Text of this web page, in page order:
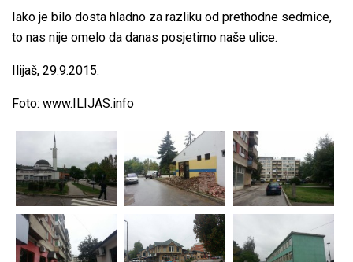
Iako je bilo dosta hladno za razliku od prethodne sedmice,
to nas nije omelo da danas posjetimo naše ulice.
Ilijaš, 29.9.2015.
Foto: www.ILIJAS.info